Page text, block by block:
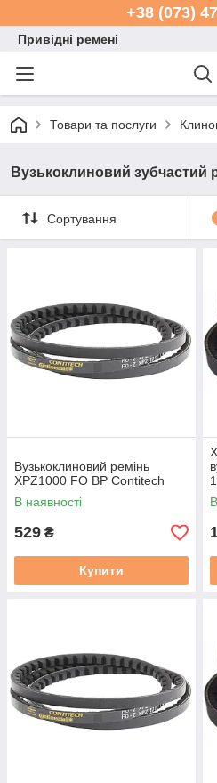
+38 (073)
Привідні ремені
Товари та послуги
Вузькоклиновий зубчастий
Сортування
Вузькоклиновий ремінь
XPZ1000 FO BP Contitech
В наявності
529 ₴
Купити